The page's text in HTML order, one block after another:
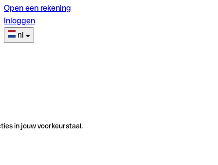
Open een rekening
Inloggen
nl
in jouw voorkeurstaal.